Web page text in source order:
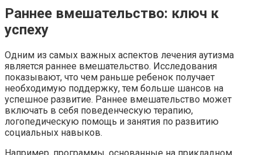
Раннее вмешательство: ключ к
успеху
Одним из самых важных аспектов лечения аутизма
является раннее вмешательство. Исследования
показывают, что чем раньше ребенок получает
необходимую поддержку, тем больше шансов на
успешное развитие. Раннее вмешательство может
включать в себя поведенческую терапию,
логопедическую помощь и занятия по развитию
социальных навыков.
Например, программы, основанные на прикладном